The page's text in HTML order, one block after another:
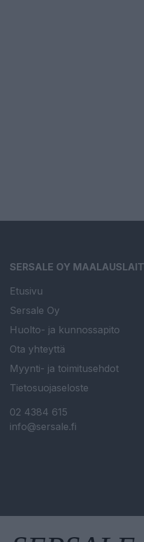
SERSALE OY
Etusivu
Sersale Oy
Huolto- ja kunnossapito
Ota yhteyttä
Myynti- ja toimitusehdot
Tietosuojaseloste
02 4384 615
info@sersale.fi